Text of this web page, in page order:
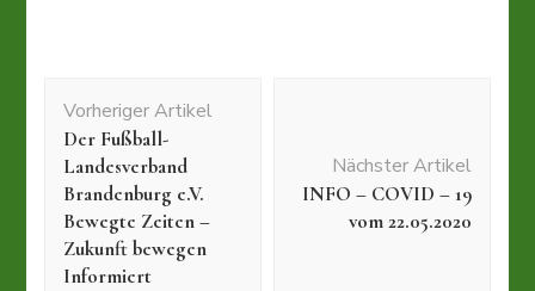
Vorheriger Artikel
Der Fußball-
Landesverband
Brandenburg e.V.
Bewegte Zeiten –
Zukunft bewegen
Informiert
Nächster Artikel
INFO – COVID – 19
vom 22.05.2020